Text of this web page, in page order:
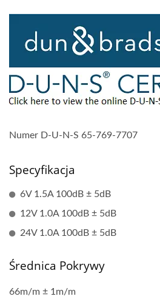
Numer D-U-N-S 65-769-7707
Specyfikacja
6V 1.5A 100dB ± 5dB
12V 1.0A 100dB ± 5dB
24V 1.0A 100dB ± 5dB
Średnica Pokrywy
66m/m ± 1m/m